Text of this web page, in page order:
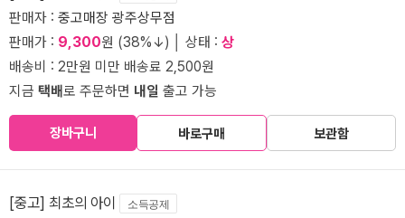
판매자 : 중고매장 광주상무점
판매가 : 9,300원 (38%↓) │ 상태 : 상
배송비 : 2만원 미만 배송료 2,500원
지금 택배로 주문하면 내일 출고 가능
장바구니 바로구매 보관함
[중고] 최초의 아이 소득공제